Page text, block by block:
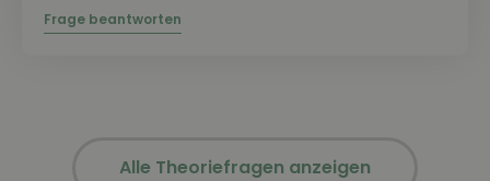
Alle Theoriefragen anzeigen